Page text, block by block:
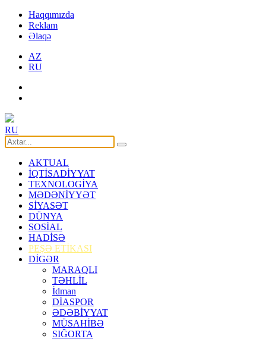
Haqqımızda
Reklam
Əlaqə
AZ
RU
RU
AKTUAL
İQTİSADİYYAT
TEXNOLOGİYA
MƏDƏNİYYƏT
SİYASƏT
DÜNYA
SOSİAL
HADİSƏ
PEŞƏ ETİKASI
DİGƏR
MARAQLI
TƏHLİL
İdman
DİASPOR
ƏDƏBİYYAT
MÜSAHİBƏ
SIĞORTA